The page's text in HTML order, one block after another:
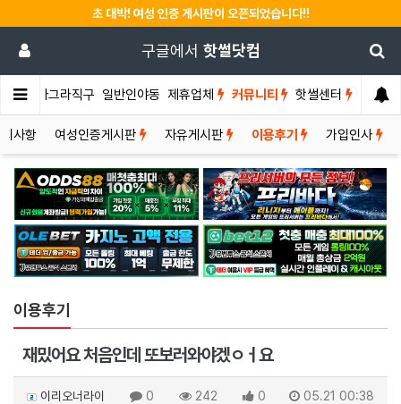
초 대박! 여성 인증 게시판이 오픈되었습니다!!
구글에서 핫썰닷컴
비아그라직구 일반인야동 제휴업체 커뮤니티 핫썰센터
사항 여성인증게시판 자유게시판 이용후기 가입인사
이용후기
재밌어요 처음인데 또보러와야겠ㅇㅓ요
이리오너라이 0 242 0 05.21 00:38